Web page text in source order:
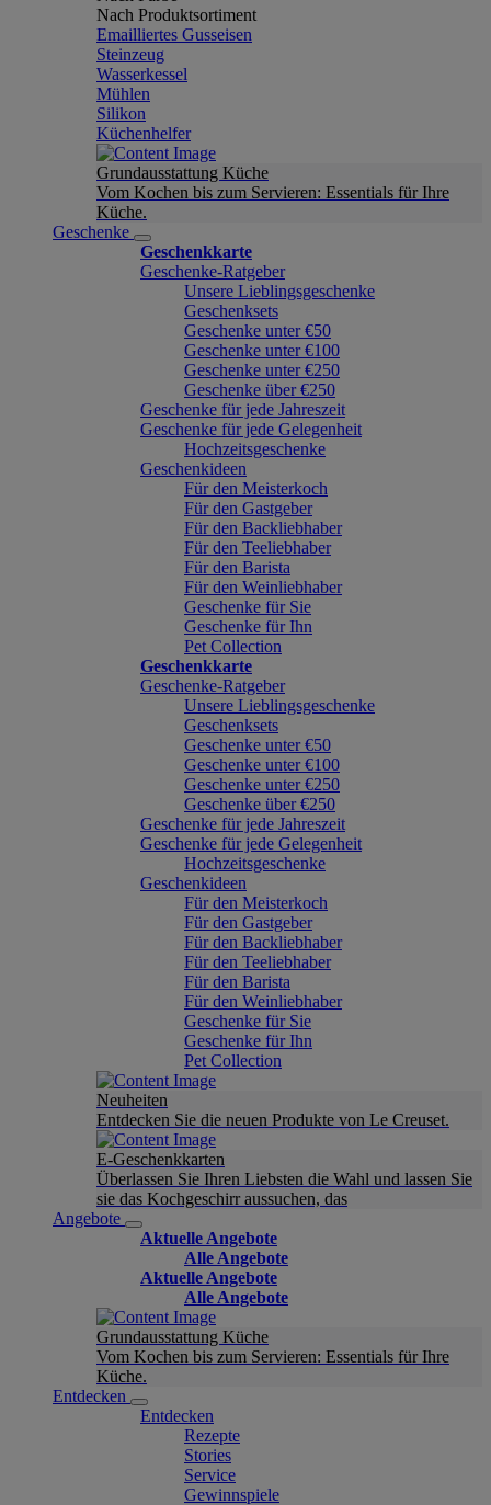
Nach Produktsortiment
Emailliertes Gusseisen
Steinzeug
Wasserkessel
Mühlen
Silikon
Küchenhelfer
Grundausstattung Küche
Vom Kochen bis zum Servieren: Essentials für Ihre
Küche.
Geschenke
Geschenkkarte
Geschenke-Ratgeber
Unsere Lieblingsgeschenke
Geschenksets
Geschenke unter €50
Geschenke unter €100
Geschenke unter €250
Geschenke über €250
Geschenke für jede Jahreszeit
Geschenke für jede Gelegenheit
Hochzeitsgeschenke
Geschenkideen
Für den Meisterkoch
Für den Gastgeber
Für den Backliebhaber
Für den Teeliebhaber
Für den Barista
Für den Weinliebhaber
Geschenke für Sie
Geschenke für Ihn
Pet Collection
Geschenkkarte
Geschenke-Ratgeber
Unsere Lieblingsgeschenke
Geschenksets
Geschenke unter €50
Geschenke unter €100
Geschenke unter €250
Geschenke über €250
Geschenke für jede Jahreszeit
Geschenke für jede Gelegenheit
Hochzeitsgeschenke
Geschenkideen
Für den Meisterkoch
Für den Gastgeber
Für den Backliebhaber
Für den Teeliebhaber
Für den Barista
Für den Weinliebhaber
Geschenke für Sie
Geschenke für Ihn
Pet Collection
Neuheiten
Entdecken Sie die neuen Produkte von Le Creuset.
E-Geschenkkarten
Überlassen Sie Ihren Liebsten die Wahl und lassen Sie
sie das Kochgeschirr aussuchen, das
Angebote
Aktuelle Angebote
Alle Angebote
Aktuelle Angebote
Alle Angebote
Grundausstattung Küche
Vom Kochen bis zum Servieren: Essentials für Ihre
Küche.
Entdecken
Entdecken
Rezepte
Stories
Service
Gewinnspiele